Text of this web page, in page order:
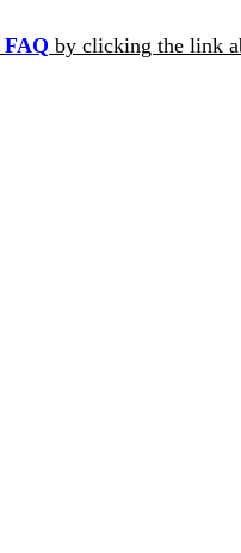
FAQ by clicking the link